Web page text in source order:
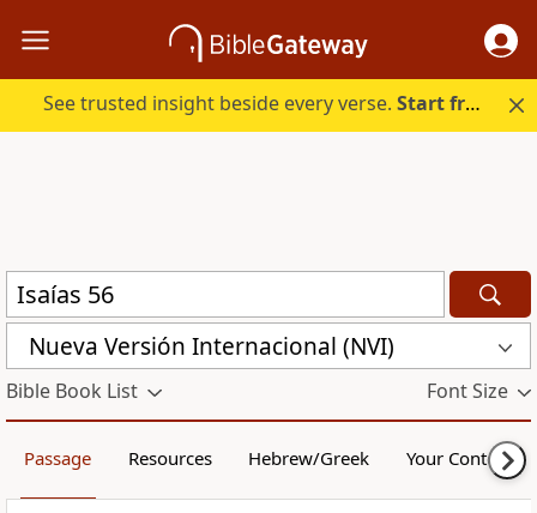
See trusted insight beside every verse.Start free.
Nueva Versión Internacional (NVI)
Bible Book List Font Size
Passage Resources Hebrew/Greek Your Content